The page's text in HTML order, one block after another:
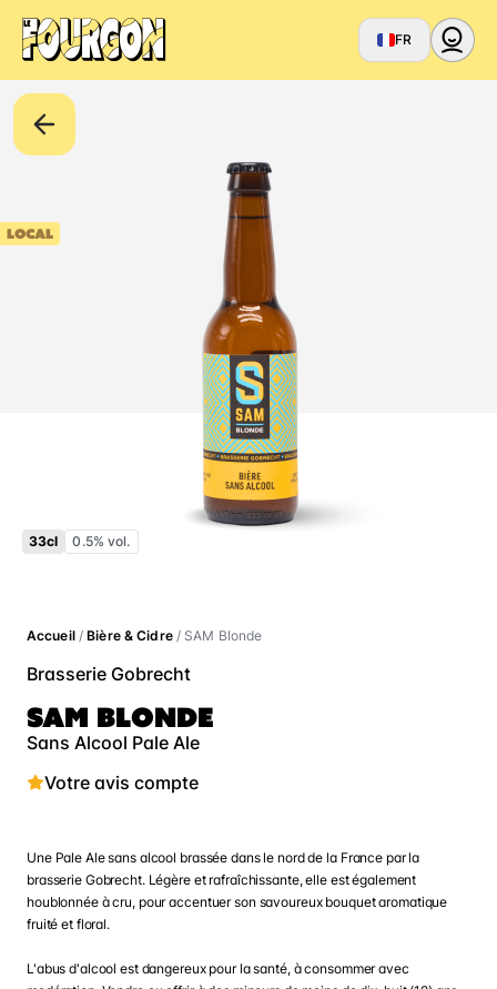
FR
LOCAL
33cl 0.5% vol.
Accueil/Bière & Cidre/ SAM Blonde
Brasserie Gobrecht
SAM BLONDE
Sans Alcool Pale Ale
Votre avis compte
Une Pale Ale sans alcool brassée dans le nord de la France par la
brasserie Gobrecht. Légère et rafraîchissante, elle est également
houblonnée à cru, pour accentuer son savoureux bouquet aromatique
fruité et floral.
L'abus d'alcool est dangereux pour la santé, à consommer avec